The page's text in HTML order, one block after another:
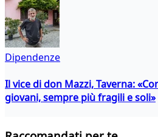
Dipendenze
Il vice di don Mazzi, Taverna:
giovani, sempre più fragili e soli»